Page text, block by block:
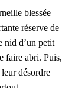
blessée
réserve de
nid d’un petit
faire abri. Puis,
désordre